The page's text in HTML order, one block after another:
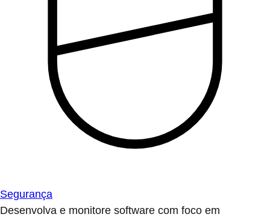
Segurança
Desenvolva e monitore software com foco em